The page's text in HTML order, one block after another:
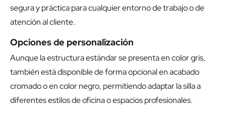
segura y práctica para cualquier entorno de trabajo o de
atención al cliente.
Opciones de personalización
Aunque la estructura estándar se presenta en color gris,
también está disponible de forma opcional en acabado
cromado o en color negro, permitiendo adaptar la silla a
diferentes estilos de oficina o espacios profesionales.